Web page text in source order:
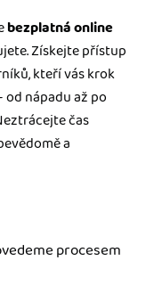
bezplatná online
Získejte přístup
kteří vás krok
nápadu až po
čas
a
procesem